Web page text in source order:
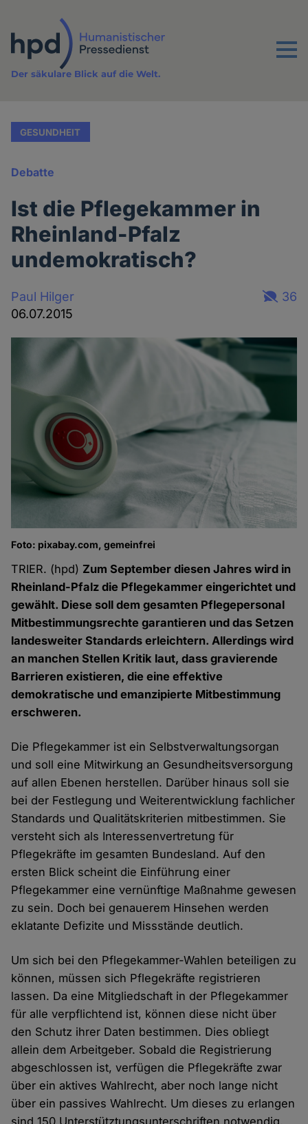
Inhalt
Menu
Der säkulare Blick auf die Welt.
GESUNDHEIT
Debatte
Ist die Pflegekammer in
Rheinland-Pfalz
undemokratisch?
Paul Hilger
06.07.2015
36
Foto: pixabay.com, gemeinfrei
TRIER. (hpd) Zum September diesen Jahres wird in
Rheinland-Pfalz die Pflegekammer eingerichtet und
gewählt. Diese soll dem gesamten Pflegepersonal
Mitbestimmungsrechte garantieren und das Setzen
landesweiter Standards erleichtern. Allerdings wird
an manchen Stellen Kritik laut, dass gravierende
Barrieren existieren, die eine effektive
demokratische und emanzipierte Mitbestimmung
erschweren.
Die Pflegekammer ist ein Selbstverwaltungsorgan
und soll eine Mitwirkung an Gesundheitsversorgung
auf allen Ebenen herstellen. Darüber hinaus soll sie
bei der Festlegung und Weiterentwicklung fachlicher
Standards und Qualitätskriterien mitbestimmen. Sie
versteht sich als Interessenvertretung für
Pflegekräfte im gesamten Bundesland. Auf den
ersten Blick scheint die Einführung einer
Pflegekammer eine vernünftige Maßnahme gewesen
zu sein. Doch bei genauerem Hinsehen werden
eklatante Defizite und Missstände deutlich.
Um sich bei den Pflegekammer-Wahlen beteiligen zu
können, müssen sich Pflegekräfte registrieren
lassen. Da eine Mitgliedschaft in der Pflegekammer
für alle verpflichtend ist, können diese nicht über
den Schutz ihrer Daten bestimmen. Dies obliegt
allein dem Arbeitgeber. Sobald die Registrierung
abgeschlossen ist, verfügen die Pflegekräfte zwar
über ein aktives Wahlrecht, aber noch lange nicht
über ein passives Wahlrecht. Um dieses zu erlangen